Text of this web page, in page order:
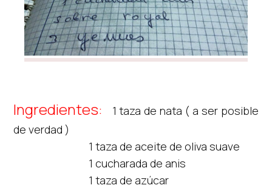
Ingredientes:
1 taza de nata ( a ser posible
de verdad )
1 taza de aceite de oliva suave
1 cucharada de anis
1 taza de azúcar